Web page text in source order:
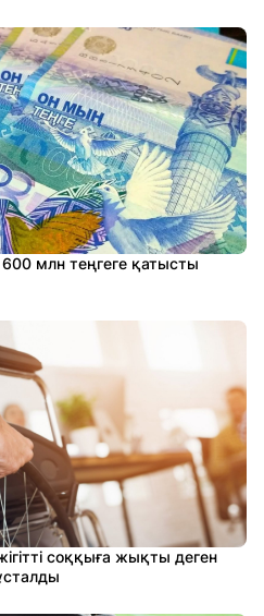
млн теңгеге қатысты
соққыға жықты деген